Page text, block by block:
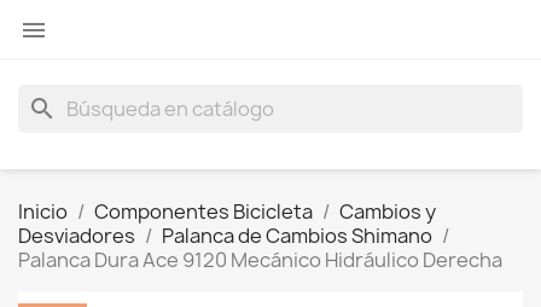

search
Inicio Componentes Bicicleta
Cambios y
Desviadores
Palanca de Cambios Shimano
Palanca Dura Ace 9120 Mecánico Hidráulico Derecha